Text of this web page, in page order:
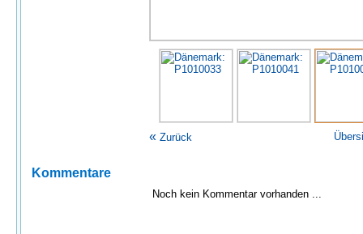
« Zurück
Kommentare
Noch kein Kommentar vorhanden ...